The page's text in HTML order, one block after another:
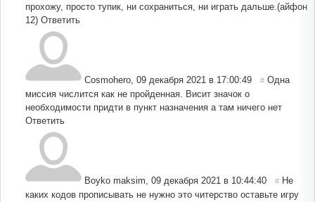
прохожу, просто тупик, ни сохраниться, ни играть дальше.(айфон
12) Ответить
Cosmohero, 09 декабря 2021 в 17:00:49 # Одна
миссия числится как не пройденная. Висит значок о
необходимости придти в пункт назначения а там ничего нет
Ответить
Boyko maksim, 09 декабря 2021 в 10:44:40 # Не
каких кодов прописывать не нужно это читерство оставьте игру